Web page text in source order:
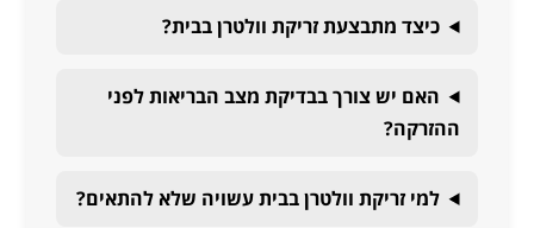
כיצד מתבצעת זריקת וולטרן בבית?
האם יש צורך בבדיקת מצב הבריאות לפני
ההזרקה?
למי זריקת וולטרן בבית עשויה שלא להתאים?